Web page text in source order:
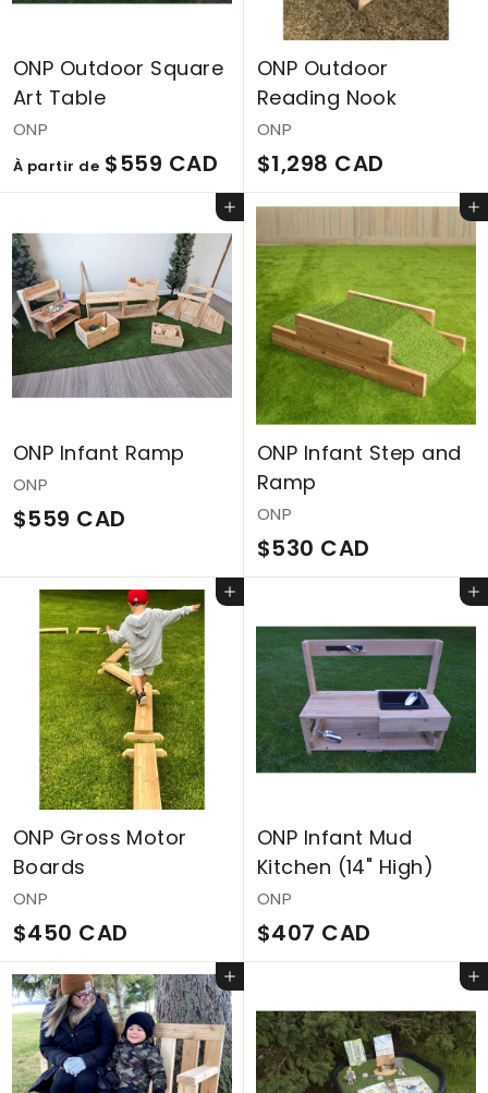
ONP Outdoor Square
Art Table
ONP
À partir de$559 CAD
p
a
r
t
i
r
d
C
ONP Outdoor
Reading Nook
ONP
$1,298 CAD
1
2
9
8
C
A
D
Ajouter au panier
ONP Infant Ramp
ONP
$559 CAD
5
9
C
A
D
Ajouter au panier
ONP Infant Step and
Ramp
ONP
$530 CAD
5
0
C
A
D
Ajouter au panier
ONP Gross Motor
Boards
ONP
$450 CAD
4
5
0
C
Ajouter au panier
ONP Infant Mud
Kitchen (14" High)
ONP
$407 CAD
4
7
C
Ajouter au panier Ajouter au panier